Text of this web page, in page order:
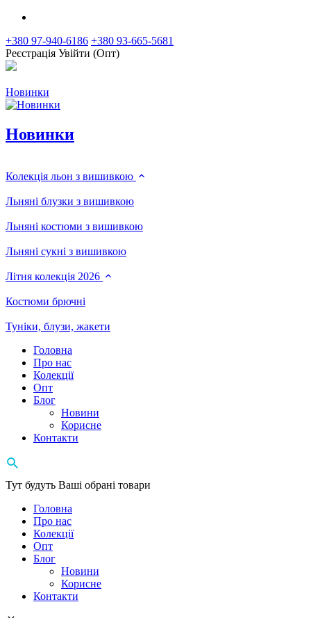
+380 97-940-6186 +380 93-665-5681
Реєстрація Увійти (Опт)
Новинки
Новинки
Колекція льон з вишивкою
Льняні блузки з вишивкою
Льняні костюми з вишивкою
Льняні сукні з вишивкою
Літня колекція 2026
Костюми брючні
Туніки, блузи, жакети
Головна
Про нас
Колекції
Опт
Блог
Новини
Корисне
Контакти
Тут будуть Ваші обрані товари
Головна
Про нас
Колекції
Опт
Блог
Новини
Корисне
Контакти